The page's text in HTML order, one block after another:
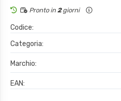
Pronto in 2giorni
Codice:
Categoria:
Marchio:
EAN: